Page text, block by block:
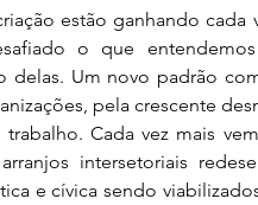
estão ganhando cada
o que
delas. Um novo padrão
pela crescente
trabalho. Cada vez mais
intersetoriais
e cívica sendo